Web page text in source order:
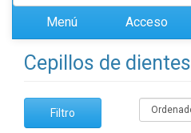
Menú Acceso
Cepillos de dientes
Filtro